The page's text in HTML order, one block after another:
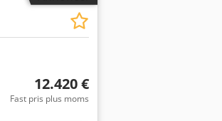
Cjdpfx Aasg
i skriftlig
12.420 €
Fast pris plus moms